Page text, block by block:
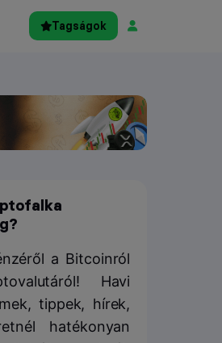
Tagságok
a Bitcoinról
Havi
tippek, hírek,
hatékonyan